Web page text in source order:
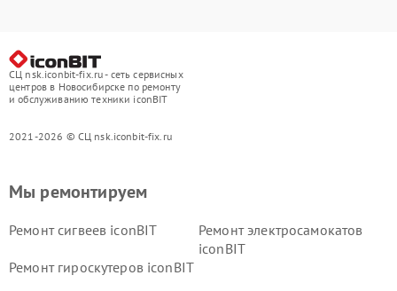
СЦ nsk.iconbit-fix.ru - сеть сервисных
центров в Новосибирске по ремонту
и обслуживанию техники iconBIT
2021-2026 © СЦ nsk.iconbit-fix.ru
Мы ремонтируем
Ремонт сигвеев iconBIT
Ремонт электросамокатов
iconBIT
Ремонт гироскутеров iconBIT